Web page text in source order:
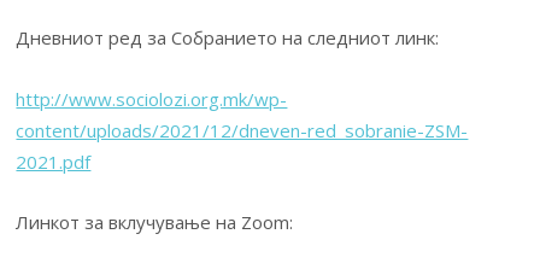
Дневниот ред за Собранието на следниот линк:
http://www.sociolozi.org.mk/wp-
content/uploads/2021/12/dneven-red_sobranie-ZSM-
2021.pdf
Линкот за вклучување на Zoom: